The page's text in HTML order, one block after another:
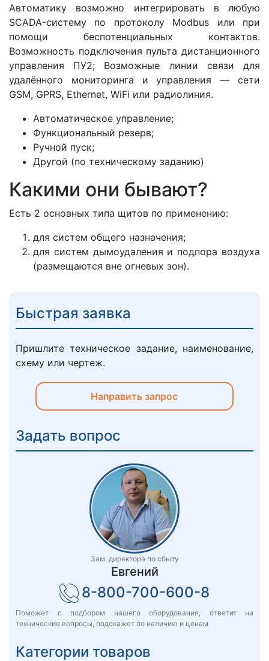
Автоматику возможно интегрировать в любую
SCADA-систему по протоколу Modbus или при
помощи беспотенциальных контактов.
Возможность подключения пульта дистанционного
управления ПУ2; Возможные линии связи для
удалённого мониторинга и управления — сети
GSM, GPRS, Ethernet, WiFi или радиолиния.
Автоматическое управление;
Функциональный резерв;
Ручной пуск;
Другой (по техническому заданию)
Какими они бывают?
Есть 2 основных типа щитов по применению:
для систем общего назначения;
для систем дымоудаления и подпора воздуха
(размещаются вне огневых зон).
Быстрая заявка
Пришлите техническое задание, наименование,
схему или чертеж.
Направить запрос
Задать вопрос
Зам. директора по сбыту
Евгений
8-800-700-600-8
Поможет с подбором нашего оборудования, ответит на
технические вопросы, подскажет по наличию и ценам
Категории товаров